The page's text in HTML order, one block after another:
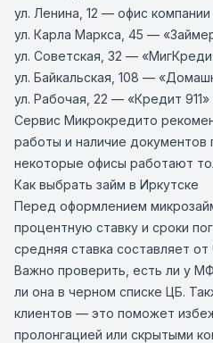
ул. Ленина, 12 — офис
ул. Карла Маркса, 45 —
ул. Советская, 32 —
ул. Байкальская, 108 —
ул. Рабочая, 22 — «Кредит 911»
Сервис Микрокредито
работы и наличие документов
некоторые офисы работают
Как выбрать займ в Иркутске
Перед оформлением
процентную ставку и сроки
средняя ставка составляет
Важно проверить, есть ли у
ли она в черном списке ЦБ.
клиентов — это поможет
пролонгацией или скрытыми